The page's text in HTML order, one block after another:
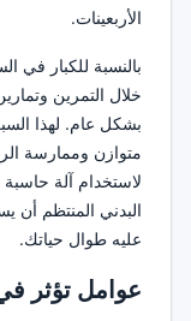
الأربعينات.
بالنسبة للكبار في
خلال التمرين
بشكل عام. لهذا
متوازن وممارسة
لاستخدام آلة
البدني المنتظم
عليه طوال حياتك.
عوامل تؤثر